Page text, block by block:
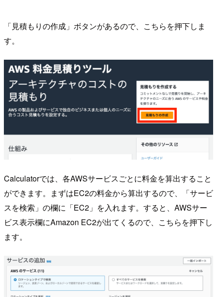
「見積もりの作成」ボタンがあるので、こちらを押下しま
す。
Calculatorでは、各AWSサービスごとに料金を算出すること
ができます。まずはEC2の料金から算出するので、「サービ
スを検索」の欄に「EC2」を入れます。すると、AWSサー
ビス表示欄にAmazon EC2が出てくるので、こちらを押下し
ます。